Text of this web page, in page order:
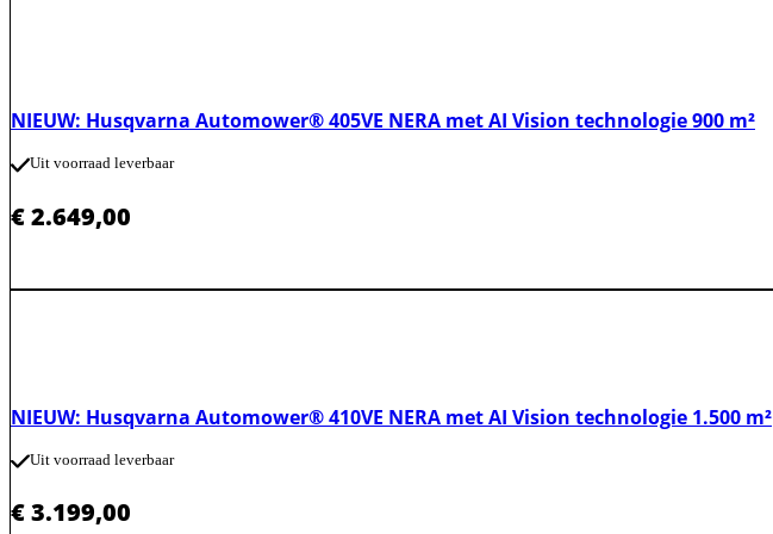
NIEUW: Husqvarna Automower® 405VE NERA met AI Vision technologie 900 m²
Uit voorraad leverbaar
€2.649,00
NIEUW: Husqvarna Automower® 410VE NERA met AI Vision technologie 1.500 m²
Uit voorraad leverbaar
€3.199,00